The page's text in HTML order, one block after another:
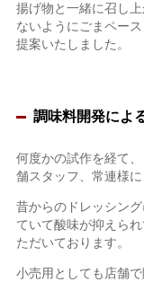
揚げ物と一緒に召し
ないようにごまペー
提案いたしま
調味料開発によ
何度かの試作を経て
舗スタッフ、常連様
昔からのドレッシン
ていて酸味が抑えら
ただいております。
小売用としても店舗